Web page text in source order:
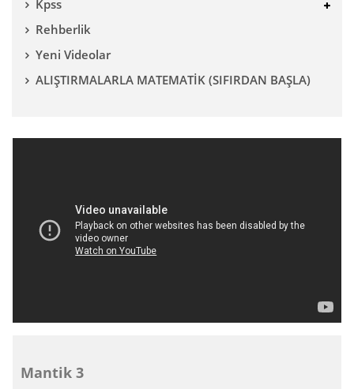
Kpss
Rehberlik
Yeni Videolar
ALIŞTIRMALARLA MATEMATİK (SIFIRDAN BAŞLA)
Mantik 3